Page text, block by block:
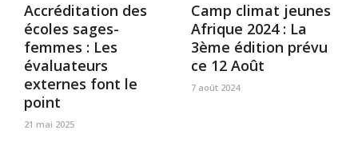
Accréditation des
écoles sages-
femmes : Les
évaluateurs
externes font le
point
21 mai 2025
Camp climat jeunes
Afrique 2024 : La
3ème édition prévu
ce 12 Août
7 août 2024